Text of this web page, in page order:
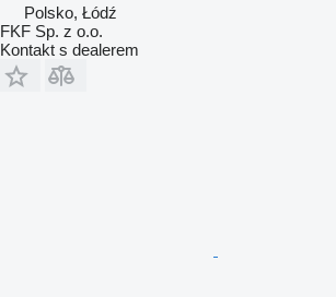
Polsko, Łódź
FKF Sp. z o.o.
Kontakt s dealerem